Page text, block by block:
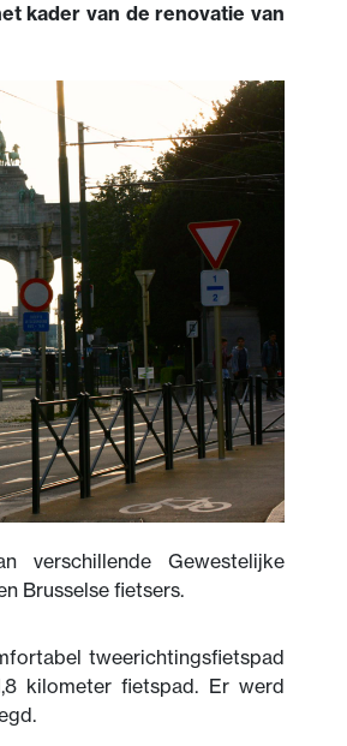
kader van de renovatie van
Gewestelijke
Brusselse fietsers.
tweerichtingsfietspad
kilometer fietspad. Er werd